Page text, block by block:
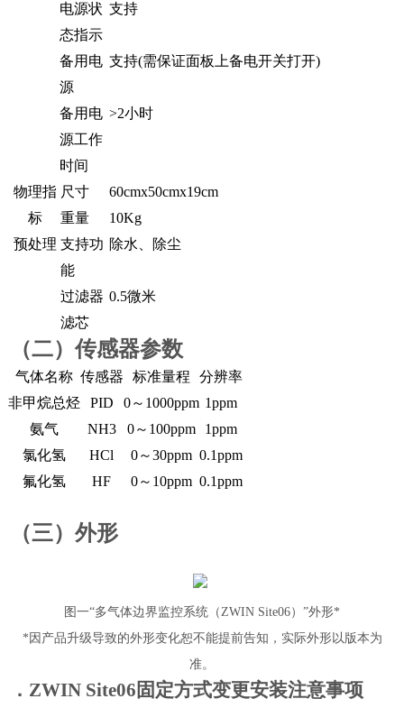
电源状
态指示
支持
备用电
源
支持(需保证面板上备电开关打开)
备用电
源工作
时间
>2小时
物理指
标
尺寸
60cmx50cmx19cm
重量
10Kg
预处理 支持功
能
除水、除尘
过滤器
滤芯
0.5微米
（二）传感器参数
气体名称 传感器 标准量程
分辨率
非甲烷总烃
PID 0～1000ppm 1ppm
氨气
NH3 0～100ppm
1ppm
氯化氢
HCl 0～30ppm 0.1ppm
氟化氢
HF 0～10ppm 0.1ppm
（三）外形
图 一“多气体边界监控系统（ZWIN Site06）”外形*
*因产品升级导致的外形变化恕不能提前告知，实际外形以版本为
准。
．ZWIN Site06 固定方式变更安装注意事项